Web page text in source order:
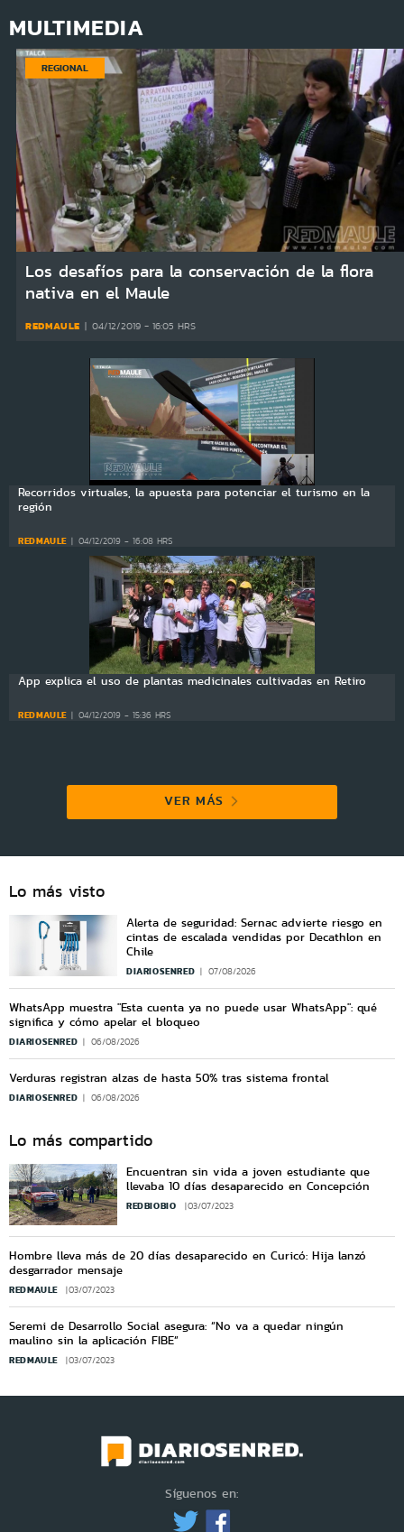
MULTIMEDIA
REGIONAL
Los desafíos para la conservación de la flora
nativa en el Maule
REDMAULE 04/12/2019 - 16:05 HRS
Recorridos virtuales, la apuesta para potenciar el turismo en la
región
REDMAULE 04/12/2019 - 16:08 HRS
App explica el uso de plantas medicinales cultivadas en Retiro
REDMAULE 04/12/2019 - 15:36 HRS
VER MÁS
Lo más visto
Alerta de seguridad: Sernac advierte riesgo en
cintas de escalada vendidas por Decathlon en
Chile
DIARIOSENRED 07/08/2026
WhatsApp muestra "Esta cuenta ya no puede usar WhatsApp": qué
significa y cómo apelar el bloqueo
DIARIOSENRED 06/08/2026
Verduras registran alzas de hasta 50% tras sistema frontal
DIARIOSENRED 06/08/2026
Lo más compartido
Encuentran sin vida a joven estudiante que
llevaba 10 días desaparecido en Concepción
REDBIOBIO 03/07/2023
Hombre lleva más de 20 días desaparecido en Curicó: Hija lanzó
desgarrador mensaje
REDMAULE 03/07/2023
Seremi de Desarrollo Social asegura: “No va a quedar ningún
maulino sin la aplicación FIBE”
REDMAULE 03/07/2023
Síguenos en: